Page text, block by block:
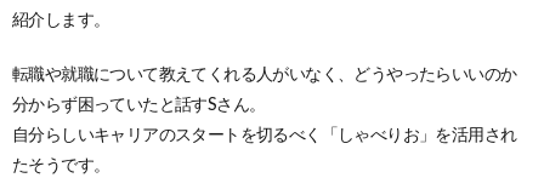
紹介します。
転職や就職について教えてくれる人がいなく、どうやったらいいのか
分からず困っていたと話すSさん。
自分らしいキャリアのスタートを切るべく「しゃべりお」を活用され
たそうです。